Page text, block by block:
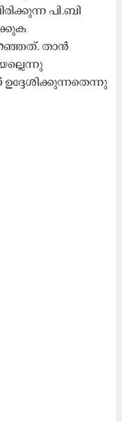
പി.ബി
താൻ